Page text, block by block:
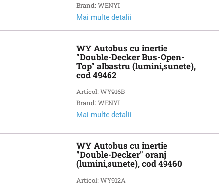
Brand: WENYI
Mai multe detalii
WY Autobus cu inertie
"Double-Decker Bus-Open-
Top" albastru (lumini,sunete),
cod 49462
Articol: WY916B
Brand: WENYI
Mai multe detalii
WY Autobus cu inertie
"Double-Decker" oranj
(lumini,sunete), cod 49460
Articol: WY912A